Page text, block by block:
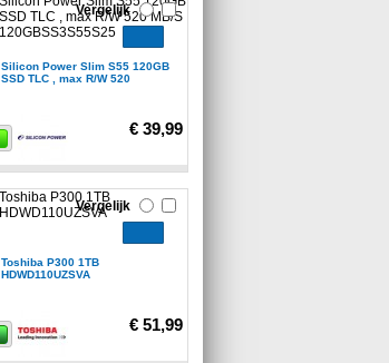
Silicon Power Slim S55 120GB
SSD TLC , max R/W 520
€ 39,99
Vergelijk
Toshiba P300 1TB
HDWD110UZSVA
€ 51,99
Vergelijk